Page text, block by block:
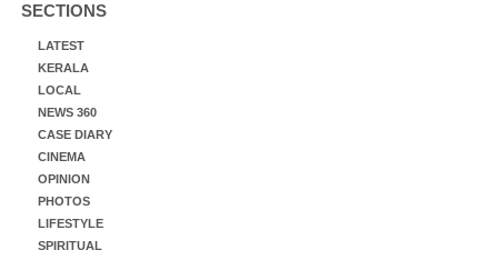
SECTIONS
LATEST
KERALA
LOCAL
NEWS 360
CASE DIARY
CINEMA
OPINION
PHOTOS
LIFESTYLE
SPIRITUAL